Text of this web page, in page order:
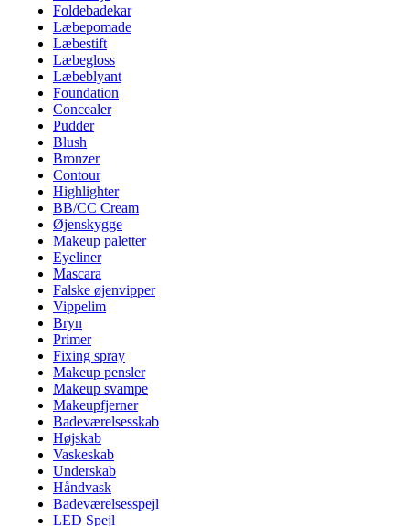
Foldebadekar
Læbepomade
Læbestift
Læbegloss
Læbeblyant
Foundation
Concealer
Pudder
Blush
Bronzer
Contour
Highlighter
BB/CC Cream
Øjenskygge
Makeup paletter
Eyeliner
Mascara
Falske øjenvipper
Vippelim
Bryn
Primer
Fixing spray
Makeup pensler
Makeup svampe
Makeupfjerner
Badeværelsesskab
Højskab
Vaskeskab
Underskab
Håndvask
Badeværelsesspejl
LED Spejl